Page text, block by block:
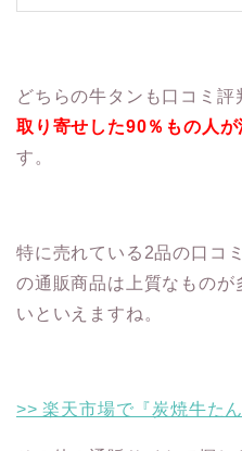
どちらの牛タンも口コミ評
取り寄せした90％もの人が
す。
特に売れている2品の口コ
の通販商品は上質なものが
いといえますね。
>> 楽天市場で『炭焼牛た